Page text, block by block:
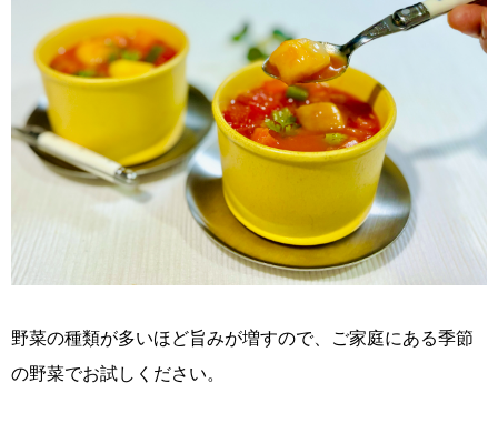
野菜の種類が多いほど旨みが増すので、ご家庭にある季節
の野菜でお試しください。